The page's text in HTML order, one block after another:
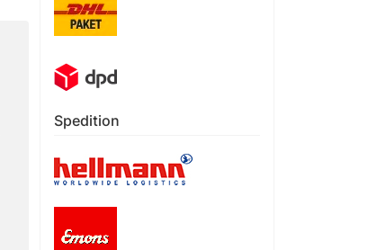
Spedition